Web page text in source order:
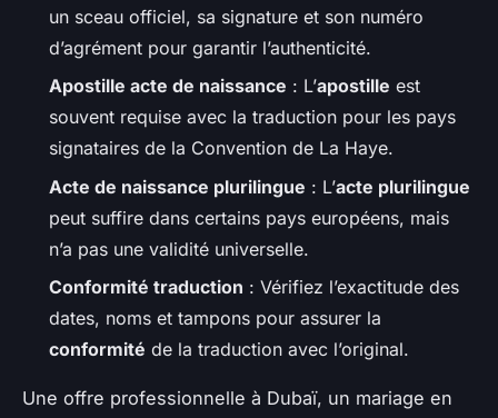
un sceau officiel, sa signature et son numéro
d’agrément pour garantir l’authenticité.
Apostille acte de naissance : L’apostille est
souvent requise avec la traduction pour les pays
signataires de la Convention de La Haye.
Acte de naissance plurilingue : L’acte plurilingue
peut suffire dans certains pays européens, mais
n’a pas une validité universelle.
Conformité traduction : Vérifiez l’exactitude des
dates, noms et tampons pour assurer la
conformité de la traduction avec l’original.
Une offre professionnelle à Dubaï, un mariage en